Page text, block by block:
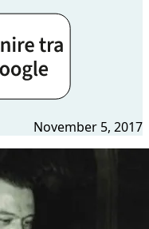
November 5, 2017